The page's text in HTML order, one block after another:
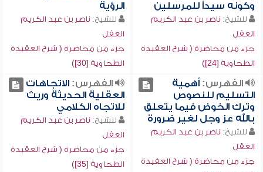
وكونه سيداً للمرسلين
للشيخ: ناصر بن عبد الكريم
العقل
جزء من محاضرة ( شرح العقيدة
الطحاوية [24])
الرؤية
للشيخ: ناصر بن عبد الكريم
العقل
جزء من محاضرة ( شرح العقيدة
الطحاوية [30])
الفهرس:أهمية
التسليم للنصوص
وترك الخوض فيما يتعلق
بالله عز وجل لغير ضرورة
للشيخ: ناصر بن عبد الكريم
العقل
جزء من محاضرة ( شرح العقيدة
الفهرس:الاتجاهات
العقلية الحديثة وريث
للاتجاه الكلامي
للشيخ: ناصر بن عبد الكريم
العقل
جزء من محاضرة ( شرح العقيدة
الطحاوية [35])